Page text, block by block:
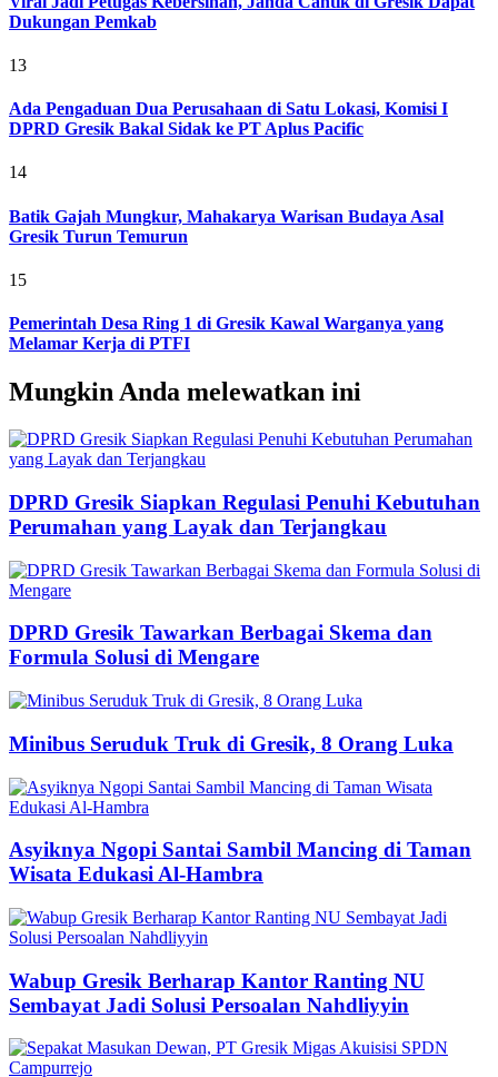
Dukungan Pemkab
13
Ada Pengaduan Dua Perusahaan di Satu Lokasi, Komisi I
DPRD Gresik Bakal Sidak ke PT Aplus Pacific
14
Batik Gajah Mungkur, Mahakarya Warisan Budaya Asal
Gresik Turun Temurun
15
Pemerintah Desa Ring 1 di Gresik Kawal Warganya yang
Melamar Kerja di PTFI
Mungkin Anda melewatkan ini
DPRD Gresik Siapkan Regulasi Penuhi Kebutuhan
Perumahan yang Layak dan Terjangkau
DPRD Gresik Tawarkan Berbagai Skema dan
Formula Solusi di Mengare
Minibus Seruduk Truk di Gresik, 8 Orang Luka
Asyiknya Ngopi Santai Sambil Mancing di Taman
Wisata Edukasi Al-Hambra
Wabup Gresik Berharap Kantor Ranting NU
Sembayat Jadi Solusi Persoalan Nahdliyyin